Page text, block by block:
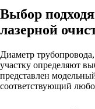
Выбор
лазерной
Диаметр
участку определяют
представлен
соответствующий